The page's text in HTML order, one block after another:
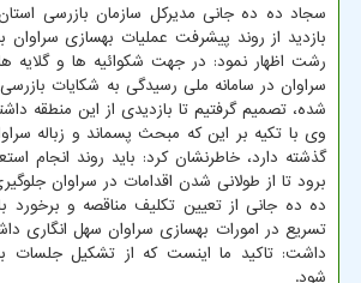
سجاد ده ده جانی مدیرکل سازمان بازرسی
بازدید از روند پیشرفت عملیات بهسازی سراوان
رشت اظهار نمود: در جهت شکوائیه ها و گلایه
سراوان در سامانه ملی رسیدگی به شکایات
شده، تصمیم گرفتیم تا بازدیدی از این منطقه
وی با تکیه بر این که مبحث پسماند و زباله
گذشته دارد، خاطرنشان کرد: باید روند انجام
برود تا از طولانی شدن اقدامات در سراوان
ده ده جانی از تعیین تکلیف مناقصه و برخورد
تسریع در امورات بهسازی سراوان سهل انگاری
داشت: تاکید ما اینست که از تشکیل جلسات
شود.